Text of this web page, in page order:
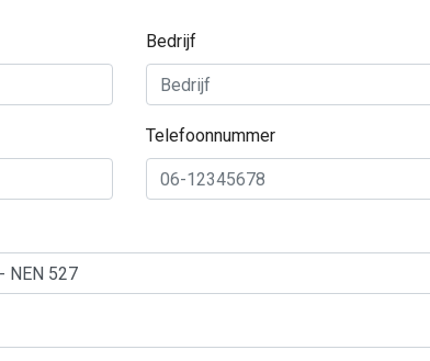
Bedrijf
Telefoonnummer